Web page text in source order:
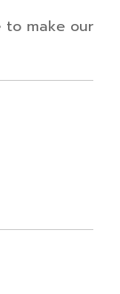
to make our